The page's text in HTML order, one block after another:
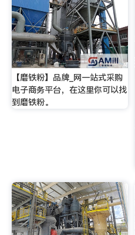
【磨铁粉】品牌_网一站式采购
电子商务平台，在这里你可以找
到磨铁粉。